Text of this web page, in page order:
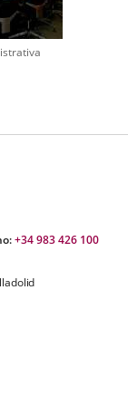
+34 983 426 100